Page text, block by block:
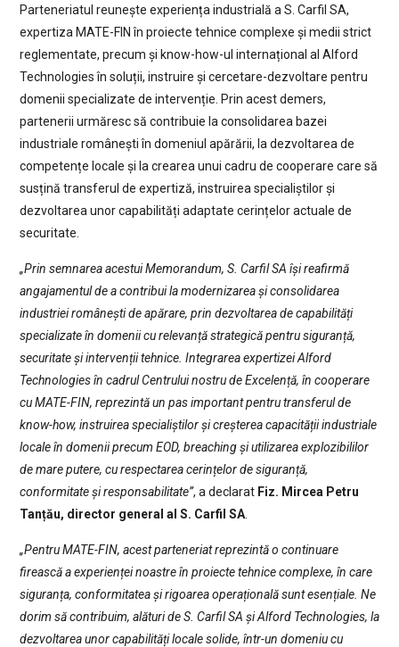
Parteneriatul reunește experiența industrială a S. Carfil SA,
expertiza MATE-FIN în proiecte tehnice complexe și medii strict
reglementate, precum și know-how-ul internațional al Alford
Technologies în soluții, instruire și cercetare-dezvoltare pentru
domenii specializate de intervenție. Prin acest demers,
partenerii urmăresc să contribuie la consolidarea bazei
industriale românești în domeniul apărării, la dezvoltarea de
competențe locale și la crearea unui cadru de cooperare care să
susțină transferul de expertiză, instruirea specialiștilor și
dezvoltarea unor capabilități adaptate cerințelor actuale de
securitate.
„Prin semnarea acestui Memorandum, S. Carfil SA își reafirmă
angajamentul de a contribui la modernizarea și consolidarea
industriei românești de apărare, prin dezvoltarea de capabilități
specializate în domenii cu relevanță strategică pentru siguranță,
securitate și intervenții tehnice. Integrarea expertizei Alford
Technologies în cadrul Centrului nostru de Excelență, în cooperare
cu MATE-FIN, reprezintă un pas important pentru transferul de
know-how, instruirea specialiștilor și creșterea capacității industriale
locale în domenii precum EOD, breaching și utilizarea explozibililor
de mare putere, cu respectarea cerințelor de siguranță,
conformitate și responsabilitate”, a declaratFiz. Mircea Petru
Tanțău, director general al S. Carfil SA.
„Pentru MATE-FIN, acest parteneriat reprezintă o continuare
firească a experienței noastre în proiecte tehnice complexe, în care
siguranța, conformitatea și rigoarea operațională sunt esențiale. Ne
dorim să contribuim, alături de S. Carfil SA și Alford Technologies, la
dezvoltarea unor capabilități locale solide, într-un domeniu cu